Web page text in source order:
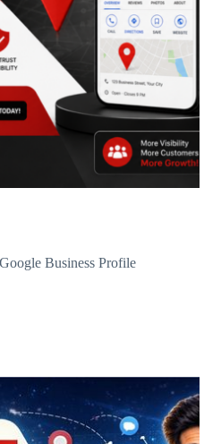
Business Profile